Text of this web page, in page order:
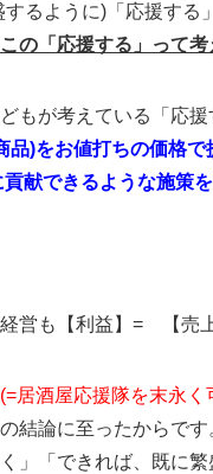
るように)「応援する」
この「応援する」って
もが考えている「応援
)をお値打ちの価格で
献できるような施策
営も【利益】= 【売
(=居酒屋応援隊を末永
結論に至ったからで
」「できれば、既に